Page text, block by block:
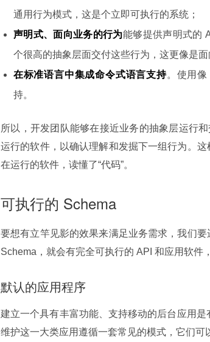
通用行为模式，这是个立即可执行的系统；
声明式、面向业务的行为能够提供声明式的
个很高的抽象层面交付这些行为，这更像是
在标准语言中集成命令式语言支持。使用像
持。
所以，开发团队能够在接近业务的抽象层运行
运行的软件，以确认理解和发掘下一组行为。
在运行的软件，读懂了“代码”。
可执行的 Schema
要想有立竿见影的效果来满足业务需求，我们
Schema，就会有完全可执行的 API 和应用软件
默认的应用程序
建立一个具有丰富功能、支持移动的后台应用
维护这一大类应用遵循一套常见的模式，它们可